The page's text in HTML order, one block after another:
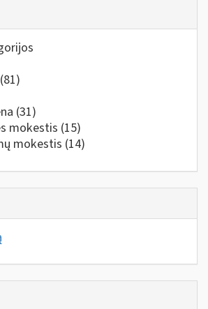
(81)
(31)
mokestis (15)
mokestis (14)